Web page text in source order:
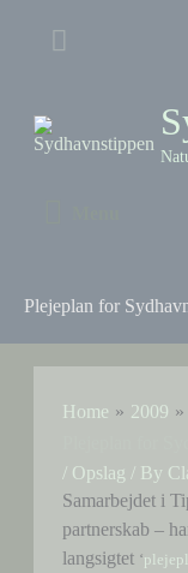
Above
Plejeplan for
Home 2009
/ Opslag / By
Samarbejdet i
partnerskab –
langsigtet ‘